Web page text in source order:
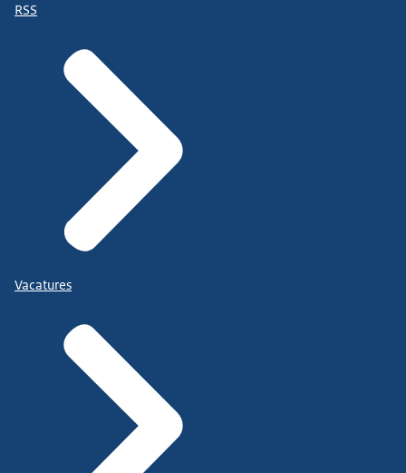
RSS
Vacatures